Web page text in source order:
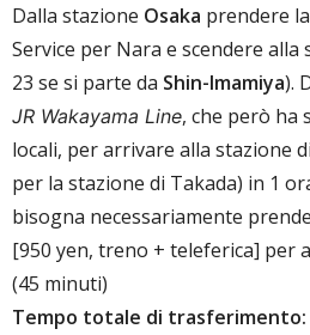
Dalla stazione Osaka prendere
Service per Nara e scendere alla
23 se si parte da Shin-Imamiya).
JR Wakayama Line, che però ha
locali, per arrivare alla stazione di
per la stazione di Takada) in 1
bisogna necessariamente
[950 yen, treno + teleferica] per
(45 minuti)
Tempo totale di trasferimento: